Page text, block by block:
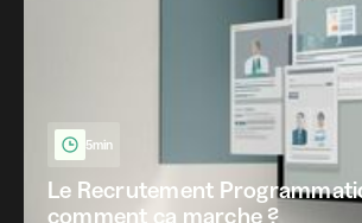
5min
Le Recrutement
comment ça marche ?